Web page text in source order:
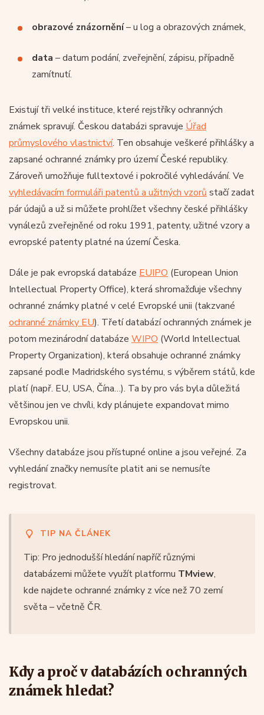
obrazové znázornění– u log a obrazových známek,
data – datum podání, zveřejnění, zápisu, případně
zamítnutí.
Existují tři velké instituce, které rejstříky ochranných
známek spravují. Českou databázi spravuje Úřad
průmyslového vlastnictví. Ten obsahuje veškeré přihlášky a
zapsané ochranné známky pro území České republiky.
Zároveň umožňuje fulltextové i pokročilé vyhledávání. Ve
vyhledávacím formuláři patentů a užitných vzorů stačí zadat
pár údajů a už si můžete prohlížet všechny české přihlášky
vynálezů zveřejněné od roku 1991, patenty, užitné vzory a
evropské patenty platné na území Česka.
Dále je pak evropská databáze EUIPO (European Union
Intellectual Property Office), která shromažďuje všechny
ochranné známky platné v celé Evropské unii (takzvané
ochranné známky EU). Třetí databází ochranných známek je
potom mezinárodní databáze WIPO (World Intellectual
Property Organization), která obsahuje ochranné známky
zapsané podle Madridského systému, s výběrem států, kde
platí (např. EU, USA, Čína…). Ta by pro vás byla důležitá
většinou jen ve chvíli, kdy plánujete expandovat mimo
Evropskou unii.
Všechny databáze jsou přístupné online a jsou veřejné. Za
vyhledání značky nemusíte platit ani se nemusíte
registrovat.
TIP NA ČLÁNEK
Tip: Pro jednodušší hledání napříč různými
databázemi můžete využít platformu TMview,
kde najdete ochranné známky z více než 70 zemí
světa – včetně ČR.
Kdy a proč v databázích ochranných
známek hledat?